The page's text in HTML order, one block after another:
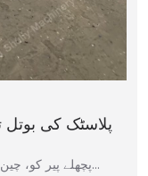
پچھلے پیر کو، چین میں سورسنگ کرنے والا ایک صومالی صارف…